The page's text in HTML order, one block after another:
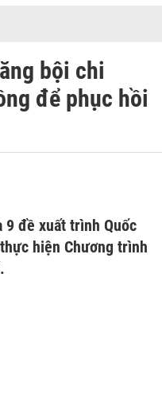
bội chi
để phục hồi
9 đề xuất trình Quốc
hiện Chương trình